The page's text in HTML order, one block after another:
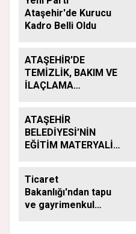
Ataşehir'de Kurucu
Kadro Belli Oldu
ATAŞEHİR'DE
TEMİZLİK, BAKIM VE
İLAÇLAMA
ATAŞEHİR
BELEDİYESİ’NİN
EĞİTİM MATERYALİ
SÜRÜYOR
Ticaret
Bakanlığı'ndan tapu
ve gayrimenkul